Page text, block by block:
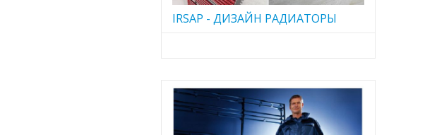
IRSAP - ДИЗАЙН РАДИАТОРЫ